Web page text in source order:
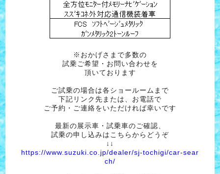
※おかげさまで多数の
試乗ご希望・お問い合わせを
頂いております
ご試乗の場合は各ショールームまで
下記リンク先または、お電話で
ご予約・ご連絡をいただければ幸いです
最新の展示車・試乗車のご確認、
試乗の申し込みはこちらからどうぞ
↓↓
https://www.suzuki.co.jp/dealer/sj-tochigi/car-sear
ch/